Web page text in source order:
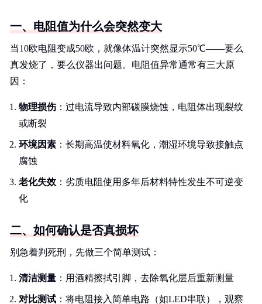
一、电阻值为什么会突然变大
当10欧电阻变成50欧，就像体温计突然显示50℃——要么
真发烧了，要么仪器出问题。电阻值异常通常有三大原
因：
物理损伤：过电流导致内部碳膜烧蚀，电阻体出现裂纹
或断裂
环境因素 ：长期高温使材料氧化，潮湿环境导致接触点
腐蚀
老化失效 ：劣质电阻使用多年后材料特性发生不可逆变
化
二、如何确认是否真损坏
别急着判死刑，先做三个简单测试：
清洁测量 ：用酒精擦拭引脚，去除氧化层后重新测量
对比测试 ：将电阻接入简单电路（如LED串联），观察